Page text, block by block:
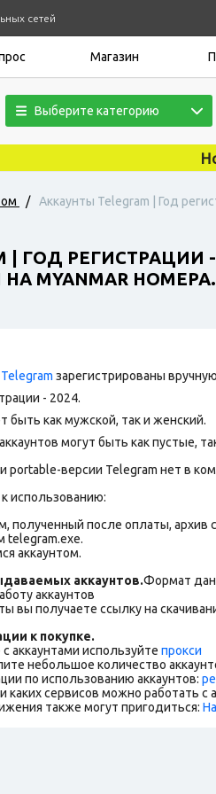
сетей
Магазин
Выберите категорию
/
Аккаунты Telegram | Год
| ГОД РЕГИСТРАЦИИ
MYANMAR
зарегистрированы
- 2024.
быть как мужской, так и женский.
могут быть как пустые,
portable-версии Telegram нет в
использованию:
полученный после оплаты,
telegram.exe.
аккаунтом.
аккаунтов.Формат
аккаунтов
вы получаете ссылку на
к покупке.
аккаунтами используйте прокси
небольшое количество
по использованию аккаунтов:
каких сервисов можно работать с
также могут пригодиться: